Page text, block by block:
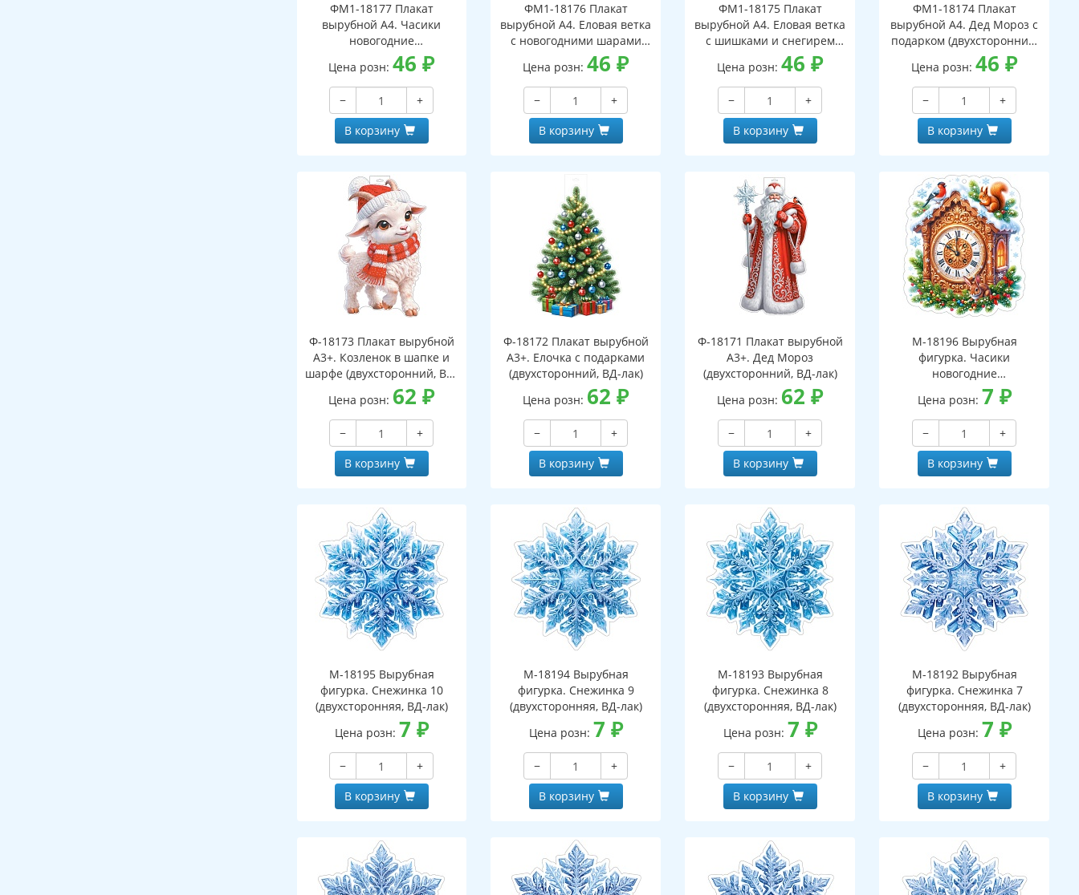
ФМ1-18177 Плакат
вырубной А4. Часики
новогодние
(двухсторонний, ВД-лак)
Цена розн:46₽
−
+
В корзину
ФМ1-18176 Плакат
вырубной А4. Еловая ветка
с новогодними шарами
(двухсторонний, ВД-лак)
Цена розн:46₽
−
+
В корзину
ФМ1-18175 Плакат
вырубной А4. Еловая ветка
с шишками и снегирем
(двухсторонний, ВД-лак)
Цена розн:46₽
−
+
В корзину
ФМ1-18174 Плакат
вырубной А4. Дед Мороз с
подарком (двухсторонний,
ВД-лак)
Цена розн:46₽
−
+
В корзину
Ф-18173 Плакат вырубной
А3+. Козленок в шапке и
шарфе (двухсторонний, ВД-
Цена розн: 62₽
−
+
В корзину
Ф-18172 Плакат вырубной
А3+. Елочка с подарками
(двухсторонний, ВД-лак)
Цена розн: 62₽
−
+
В корзину
Ф-18171 Плакат вырубной
А3+. Дед Мороз
(двухсторонний, ВД-лак)
Цена розн: 62₽
−
+
В корзину
М-18196 Вырубная
фигурка. Часики
новогодние
(двухсторонняя, ВД-лак)
Цена розн: 7 ₽
−
+
В корзину
М-18195 Вырубная
фигурка. Снежинка 10
(двухсторонняя, ВД-лак)
Цена розн: 7 ₽
−
+
В корзину
М-18194 Вырубная
фигурка. Снежинка 9
(двухсторонняя, ВД-лак)
Цена розн: 7 ₽
−
+
В корзину
М-18193 Вырубная
фигурка. Снежинка 8
(двухсторонняя, ВД-лак)
Цена розн: 7 ₽
−
+
В корзину
М-18192 Вырубная
фигурка. Снежинка 7
(двухсторонняя, ВД-лак)
Цена розн: 7 ₽
−
+
В корзину